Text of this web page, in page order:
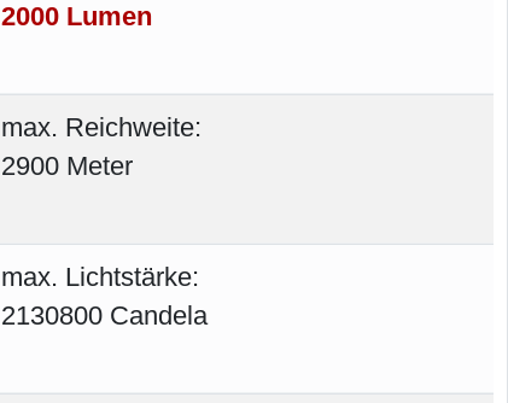
2000 Lumen
max. Reichweite:
2900 Meter
max. Lichtstärke:
2130800 Candela